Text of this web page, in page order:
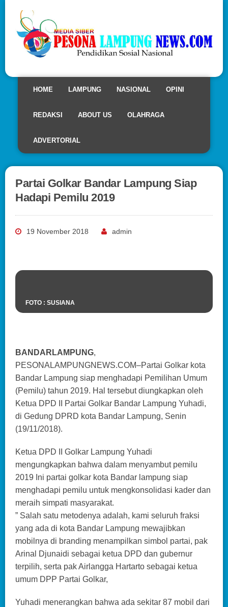
HOME LAMPUNG NASIONAL OPINI
REDAKSI ABOUT US OLAHRAGA
ADVERTORIAL
Partai Golkar Bandar Lampung Siap
Hadapi Pemilu 2019
19 November 2018 admin
FOTO : SUSIANA
BANDARLAMPUNG,
PESONALAMPUNGNEWS.COM–Partai Golkar kota
Bandar Lampung siap menghadapi Pemilihan Umum
(Pemilu) tahun 2019. Hal tersebut diungkapkan oleh
Ketua DPD II Partai Golkar Bandar Lampung Yuhadi,
di Gedung DPRD kota Bandar Lampung, Senin
(19/11/2018).
Ketua DPD II Golkar Lampung Yuhadi
mengungkapkan bahwa dalam menyambut pemilu
2019 Ini partai golkar kota Bandar lampung siap
menghadapi pemilu untuk mengkonsolidasi kader dan
meraih simpati masyarakat.
” Salah satu metodenya adalah, kami seluruh fraksi
yang ada di kota Bandar Lampung mewajibkan
mobilnya di branding menampilkan simbol partai, pak
Arinal Djunaidi sebagai ketua DPD dan gubernur
terpilih, serta pak Airlangga Hartarto sebagai ketua
umum DPP Partai Golkar,
Yuhadi menerangkan bahwa ada sekitar 87 mobil dari